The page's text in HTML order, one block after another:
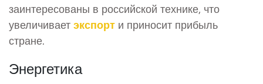
заинтересованы в российской технике, что
увеличивает экспорт и приносит прибыль
стране.
Энергетика